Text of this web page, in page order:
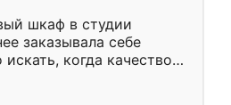
шкаф в студии
заказывала себе
когда качеством
кухня уже почти
нет.